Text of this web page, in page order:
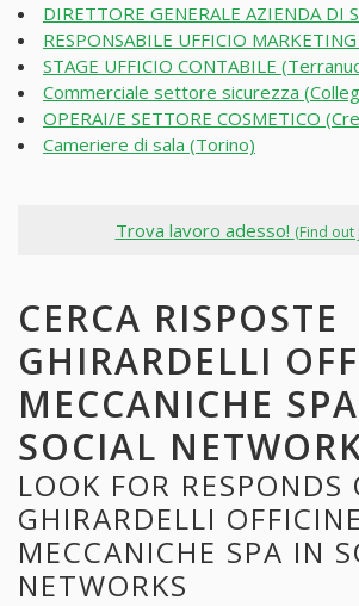
DIRETTORE GENERALE AZIENDA DI
RESPONSABILE UFFICIO
STAGE UFFICIO CONTABILE
Commerciale settore sicurezza
OPERAI/E SETTORE COSMETICO
Cameriere di sala (Torino)
Trova lavoro adesso! (Find out
CERCA RISPOSTE
GHIRARDELLI
MECCANICHE
SOCIAL
LOOK FOR RESPONDS
GHIRARDELLI OFFICINE
MECCANICHE SPA IN
NETWORKS